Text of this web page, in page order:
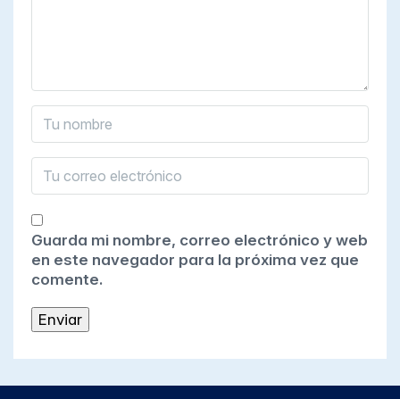
Guarda mi nombre, correo electrónico y web
en este navegador para la próxima vez que
comente.